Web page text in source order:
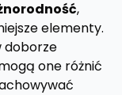
,
elementy.
doborze
one różnić